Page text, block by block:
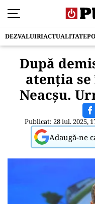
DEZVALUIRIACTUALITATE
După
atenția
Neacșu.
Publicat: 28 iul. 2025,
Adaugă-ne